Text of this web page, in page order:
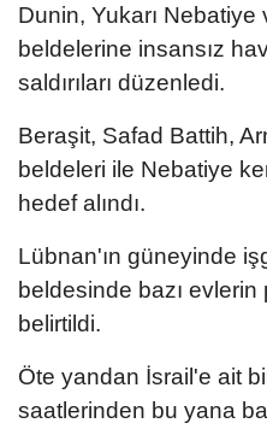
Dunin, Yukarı Nebatiye
beldelerine insansız
saldırıları düzenledi.
Beraşit, Safad Battih,
beldeleri ile Nebatiye
hedef alındı.
Lübnan'ın güneyinde
beldesinde bazı evlerin
belirtildi.
Öte yandan İsrail'e ait
saatlerinden bu yana